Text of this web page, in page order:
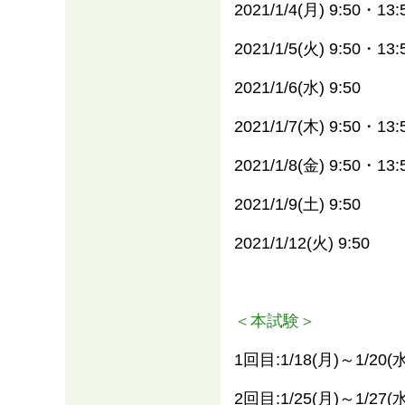
2021/1/4(月) 9:50・
2021/1/5(火) 9:50・
2021/1/6(水) 9:50
2021/1/7(木) 9:50・
2021/1/8(金) 9:50・
2021/1/9(土) 9:50
2021/1/12(火) 9:50
＜本試験＞
1回目:1/18(月)～1/20(
2回目:1/25(月)～1/27(